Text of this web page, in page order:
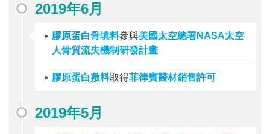
2019年6月
膠原蛋白骨填料參與美國太空總署NASA太空
人骨質流失機制研發計畫
膠原蛋白敷料取得菲律賓醫材銷售許可
2019年5月